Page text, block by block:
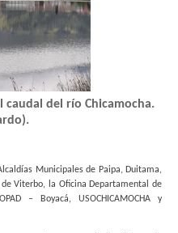
del río Chicamocha.
Municipales de Paipa, Duitama,
de Viterbo, la Oficina Departamental de
– Boyacá, USOCHICAMOCHA y